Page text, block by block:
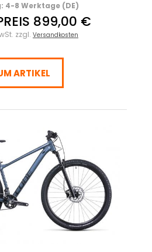
4-8 Werktage (DE)
899,00 €
zzgl. Versandkosten
ARTIKEL